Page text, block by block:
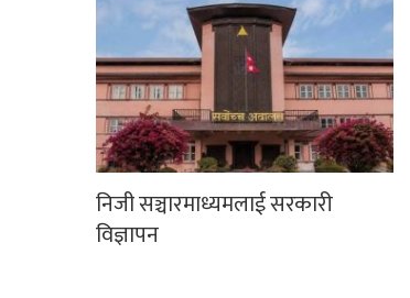
निजी सञ्चारमाध्यमलाई सरकारी
विज्ञापन